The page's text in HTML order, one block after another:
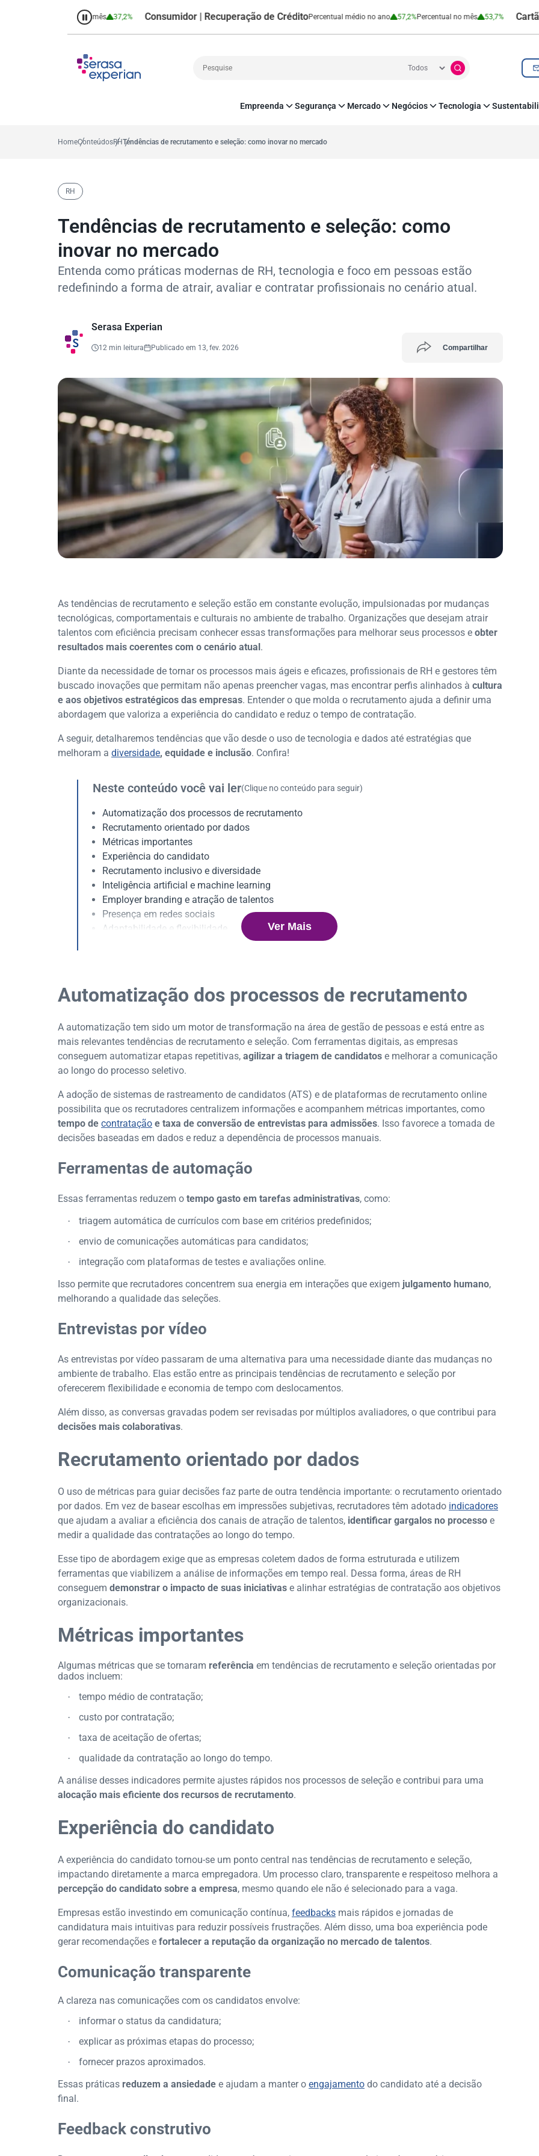
37,2% Consumidor | Recuperação de Crédito Percentual médio no ano 57,2%Percentual no mês 53,7% Cartão de
Empreenda
Crédito
Marketing
Segurança
Proteção de Dados
Mercado Negócios Tecnologia
HomeConteúdosRHTendências de recrutamento e seleção: como inovar no mercado
RH
Tendências de recrutamento e seleção: como
inovar no mercado
Entenda como práticas modernas de RH, tecnologia e foco em pessoas estão
redefinindo a forma de atrair, avaliar e contratar profissionais no cenário atual.
Serasa Experian
12 min leitura Publicado em 13, fev. 2026 Compartilhar
As tendências de recrutamento e seleção estão em constante evolução, impulsionadas por mudanças
tecnológicas, comportamentais e culturais no ambiente de trabalho. Organizações que desejam atrair
talentos com eficiência precisam conhecer essas transformações para melhorar seus processos e obter
resultados mais coerentes com o cenário atual .
Diante da necessidade de tornar os processos mais ágeis e eficazes, profissionais de RH e gestores têm
buscado inovações que permitam não apenas preencher vagas, mas encontrar perfis alinhados à cultura
e aos objetivos estratégicos das empresas. Entender o que molda o recrutamento ajuda a definir uma
abordagem que valoriza a experiência do candidato e reduz o tempo de contratação.
A seguir, detalharemos tendências que vão desde o uso de tecnologia e dados até estratégias que
melhoram a diversidade, equidade e inclusão. Confira!
Neste conteúdo você vai ler(Clique no conteúdo para seguir)
Automatização dos processos de recrutamento
Recrutamento orientado por dados
Métricas importantes
Experiência do candidato
Recrutamento inclusivo e diversidade
Inteligência artificial e machine learning
Employer branding e atração de talentos
Presença em redes sociais
Adaptabilidade e flexibilidade
Preparação para o futuro do trabalho
Ver Mais
Automatização dos processos de recrutamento
A automatização tem sido um motor de transformação na área de gestão de pessoas e está entre as
mais relevantes tendências de recrutamento e seleção. Com ferramentas digitais, as empresas
conseguem automatizar etapas repetitivas, agilizar a triagem de candidatos e melhorar a comunicação
ao longo do processo seletivo.
A adoção de sistemas de rastreamento de candidatos (ATS) e de plataformas de recrutamento online
possibilita que os recrutadores centralizem informações e acompanhem métricas importantes, como
tempo de contratação e taxa de conversão de entrevistas para admissões. Isso favorece a tomada de
decisões baseadas em dados e reduz a dependência de processos manuais.
Ferramentas de automação
Essas ferramentas reduzem o tempo gasto em tarefas administrativas, como:
· triagem automática de currículos com base em critérios predefinidos;
· envio de comunicações automáticas para candidatos;
·
integração com plataformas de testes e avaliações online.
Isso permite que recrutadores concentrem sua energia em interações que exigem julgamento humano,
melhorando a qualidade das seleções.
Entrevistas por vídeo
As entrevistas por vídeo passaram de uma alternativa para uma necessidade diante das mudanças no
ambiente de trabalho. Elas estão entre as principais tendências de recrutamento e seleção por
oferecerem flexibilidade e economia de tempo com deslocamentos.
Além disso, as conversas gravadas podem ser revisadas por múltiplos avaliadores, o que contribui para
decisões mais colaborativas.
Recrutamento orientado por dados
O uso de métricas para guiar decisões faz parte de outra tendência importante: o recrutamento orientado
por dados. Em vez de basear escolhas em impressões subjetivas, recrutadores têm adotado indicadores
que ajudam a avaliar a eficiência dos canais de atração de talentos, identificar gargalos no processo e
medir a qualidade das contratações ao longo do tempo.
Esse tipo de abordagem exige que as empresas coletem dados de forma estruturada e utilizem
ferramentas que viabilizem a análise de informações em tempo real. Dessa forma, áreas de RH
conseguem demonstrar o impacto de suas iniciativas e alinhar estratégias de contratação aos objetivos
organizacionais.
Métricas importantes
Algumas métricas que se tornaram referência em tendências de recrutamento e seleção orientadas por
dados incluem:
· tempo médio de contratação;
· custo por contratação;
· taxa de aceitação de ofertas;
·
qualidade da contratação ao longo do tempo.
A análise desses indicadores permite ajustes rápidos nos processos de seleção e contribui para uma
alocação mais eficiente dos recursos de recrutamento.
Experiência do candidato
A experiência do candidato tornou-se um ponto central nas tendências de recrutamento e seleção,
impactando diretamente a marca empregadora. Um processo claro, transparente e respeitoso melhora a
percepção do candidato sobre a empresa, mesmo quando ele não é selecionado para a vaga.
Empresas estão investindo em comunicação contínua, feedbacks mais rápidos e jornadas de
candidatura mais intuitivas para reduzir possíveis frustrações. Além disso, uma boa experiência pode
gerar recomendações e fortalecer a reputação da organização no mercado de talentos.
Comunicação transparente
A clareza nas comunicações com os candidatos envolve:
· informar o status da candidatura;
· explicar as próximas etapas do processo;
·
fornecer prazos aproximados.
Essas práticas reduzem a ansiedade e ajudam a manter o engajamento do candidato até a decisão
final.
Feedback construtivo